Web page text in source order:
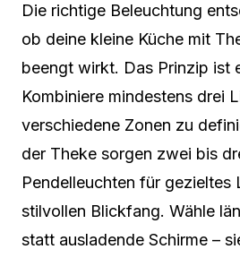
Die richtige Beleuchtung
ob deine kleine Küche mit
beengt wirkt. Das Prinzip ist
Kombiniere mindestens drei
verschiedene Zonen zu
der Theke sorgen zwei bis
Pendelleuchten für gezieltes
stilvollen Blickfang. Wähle
statt ausladende Schirme –